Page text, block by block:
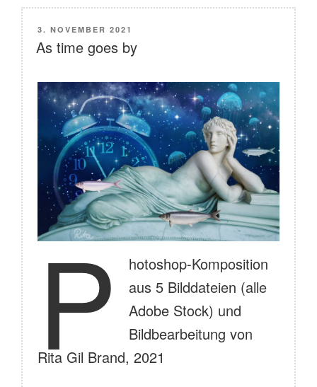
VERÖFFENTLICHT
AM
3. NOVEMBER 2021
As time goes by
P
hotoshop-Komposition
aus 5 Bilddateien (alle
Adobe Stock) und
Bildbearbeitung von
Rita Gil Brand, 2021